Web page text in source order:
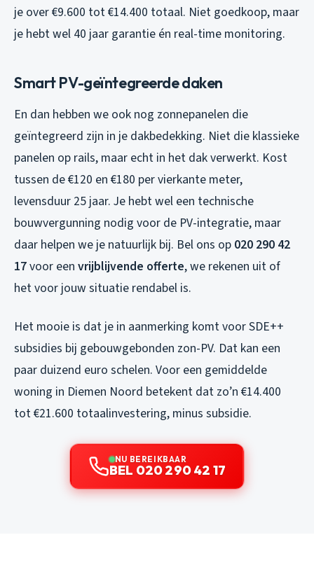
je over €9.600 tot €14.400 totaal. Niet goedkoop, maar
je hebt wel 40 jaar garantie én real-time monitoring.
Smart PV-geïntegreerde daken
En dan hebben we ook nog zonnepanelen die
geïntegreerd zijn in je dakbedekking. Niet die klassieke
panelen op rails, maar echt in het dak verwerkt. Kost
tussen de €120 en €180 per vierkante meter,
levensduur 25 jaar. Je hebt wel een technische
bouwvergunning nodig voor de PV-integratie, maar
daar helpen we je natuurlijk bij. Bel ons op 020 290 42
17voor een vrijblijvende offerte, we rekenen uit of
het voor jouw situatie rendabel is.
Het mooie is dat je in aanmerking komt voor SDE++
subsidies bij gebouwgebonden zon-PV. Dat kan een
paar duizend euro schelen. Voor een gemiddelde
woning in Diemen Noord betekent dat zo’n €14.400
tot €21.600 totaalinvestering, minus subsidie.
NU BEREIKBAAR
BEL 020 290 42 17